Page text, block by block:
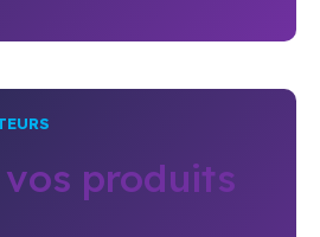
vos produits